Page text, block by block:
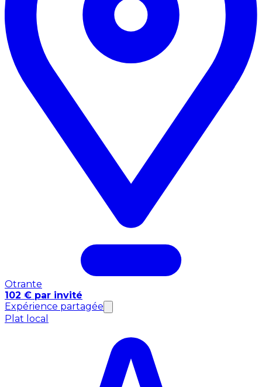
Otrante
102 € par invité
Expérience partagée
Plat local